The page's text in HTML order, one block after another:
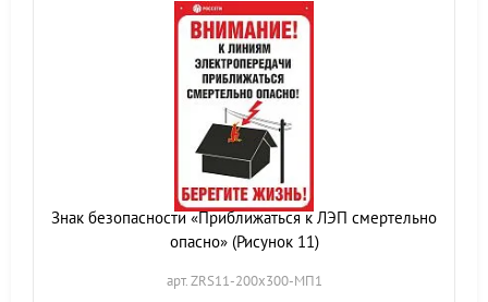
Знак безопасности «Приближаться к ЛЭП смертельно
опасно» (Рисунок 11)
арт. ZRS11-200х300-МП1